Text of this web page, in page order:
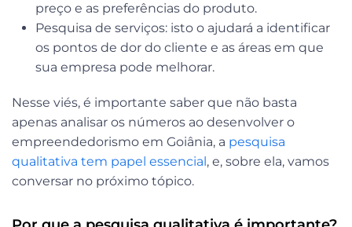
preço e as preferências do produto.
Pesquisa de serviços: isto o ajudará a identificar
os pontos de dor do cliente e as áreas em que
sua empresa pode melhorar.
Nesse viés, é importante saber que não basta
apenas analisar os números ao desenvolver o
empreendedorismo em Goiânia, a pesquisa
qualitativa tem papel essencial , e, sobre ela, vamos
conversar no próximo tópico.